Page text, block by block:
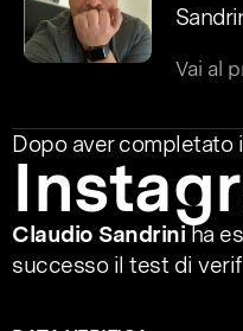
Vai al
Dopo aver completato
Claudio Sandriniha
successo il test di